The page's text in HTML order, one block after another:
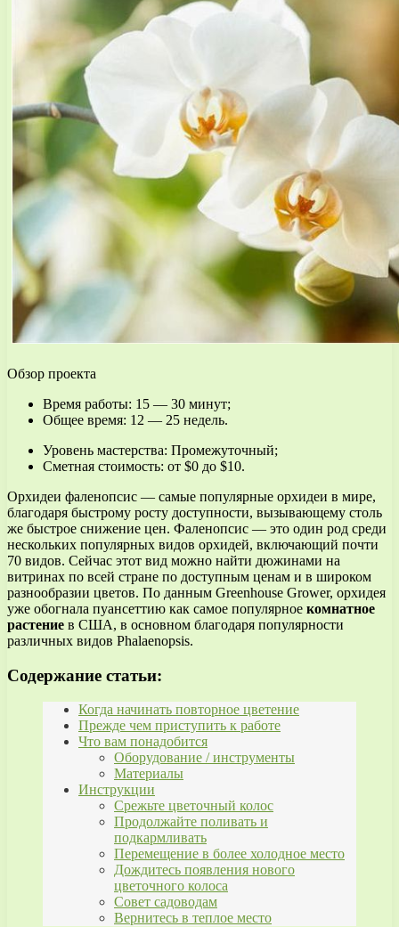
Обзор проекта
Время работы: 15 — 30 минут;
Общее время: 12 — 25 недель.
Уровень мастерства: Промежуточный;
Сметная стоимость: от $0 до $10.
Орхидеи фаленопсис — самые популярные орхидеи в мире,
благодаря быстрому росту доступности, вызывающему столь
же быстрое снижение цен. Фаленопсис — это один род среди
нескольких популярных видов орхидей, включающий почти
70 видов. Сейчас этот вид можно найти дюжинами на
витринах по всей стране по доступным ценам и в широком
разнообразии цветов. По данным Greenhouse Grower, орхидея
уже обогнала пуансеттию как самое популярное комнатное
растение в США, в основном благодаря популярности
различных видов Phalaenopsis.
Содержание статьи:
Когда начинать повторное цветение
Прежде чем приступить к работе
Что вам понадобится
Оборудование / инструменты
Материалы
Инструкции
Срежьте цветочный колос
Продолжайте поливать и
подкармливать
Перемещение в более холодное место
Дождитесь появления нового
цветочного колоса
Совет садоводам
Вернитесь в теплое место